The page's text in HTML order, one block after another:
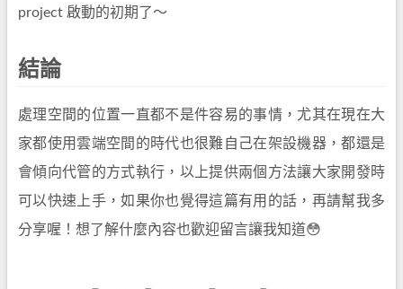
project 啟動的初期了～
結論
處理空間的位置一直都不是件容易的事情，尤其在現在大
家都使用雲端空間的時代也很難自己在架設機器，都還是
會傾向代管的方式執行，以上提供兩個方法讓大家開發時
可以快速上手，如果你也覺得這篇有用的話，再請幫我多
分享喔！想了解什麼內容也歡迎留言讓我知道😳